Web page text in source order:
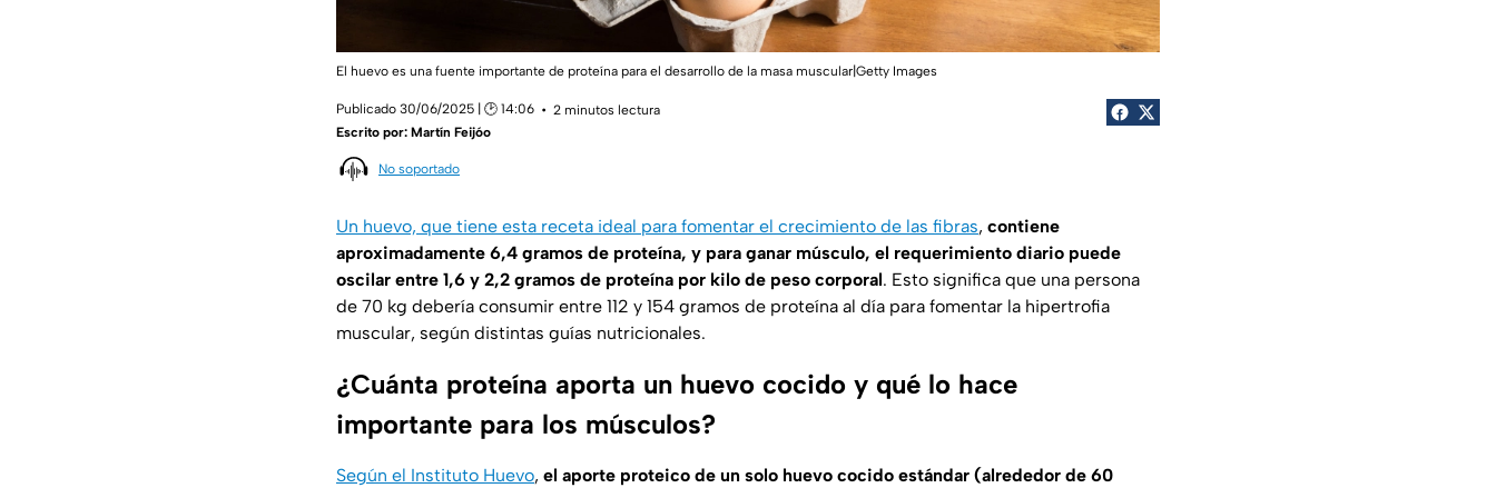
El huevo es una fuente importante de proteína para el desarrollo de la masa muscular|Getty Images
Publicado 30/06/2025 | 🕑 14:06
2 minutos lectura
Escrito por: Martín Feijóo
No soportado
Un huevo, que tiene esta receta ideal para fomentar el crecimiento de las fibras, contiene
aproximadamente 6,4 gramos de proteína, y para ganar músculo, el requerimiento diario puede
oscilar entre 1,6 y 2,2 gramos de proteína por kilo de peso corporal. Esto significa que una persona
de 70 kg debería consumir entre 112 y 154 gramos de proteína al día para fomentar la hipertrofia
muscular, según distintas guías nutricionales.
¿Cuánta proteína aporta un huevo cocido y qué lo hace
importante para los músculos?
Según el Instituto Huevo, el aporte proteico de un solo huevo cocido estándar (alrededor de 60